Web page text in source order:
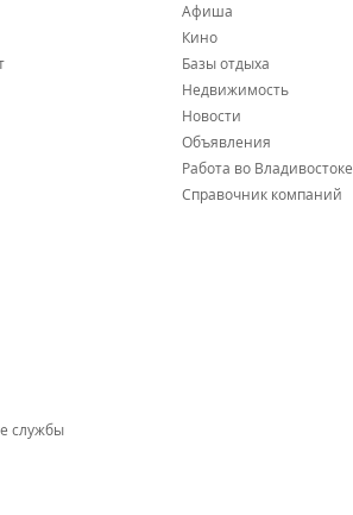
службы
Афиша
Кино
Базы отдыха
Недвижимость
Новости
Объявления
Работа во Владивостоке
Справочник компаний